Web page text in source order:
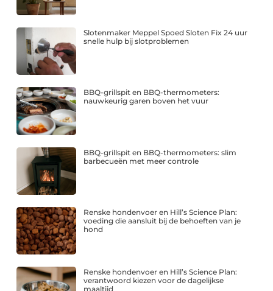
Slotenmaker Meppel Spoed Sloten Fix 24 uur
snelle hulp bij slotproblemen
BBQ-grillspit en BBQ-thermometers:
nauwkeurig garen boven het vuur
BBQ-grillspit en BBQ-thermometers: slim
barbecueën met meer controle
Renske hondenvoer en Hill’s Science Plan:
voeding die aansluit bij de behoeften van je
hond
Renske hondenvoer en Hill’s Science Plan:
verantwoord kiezen voor de dagelijkse
maaltijd